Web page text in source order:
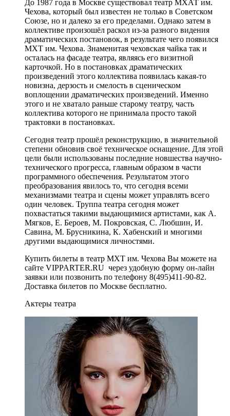
До 1987 года в Москве существовал театр МХАТ им.
Чехова, который был известен не только в Советском
Союзе, но и далеко за его пределами. Однако затем в
коллективе произошёл раскол из-за разного видения
драматических постановок, в результате чего появился
МХТ им. Чехова. Знаменитая чеховская чайка так и
осталась на фасаде театра, являясь его визитной
карточкой. Но в постановках драматических
произведений этого коллектива появилась какая-то
новизна, дерзость и смелость в сценическом
воплощении драматических произведений. Именно
этого и не хватало раньше старому театру, часть
коллектива которого не принимала просто такой
трактовки в постановках.
Сегодня театр прошёл реконструкцию, в значительной
степени обновив своё техническое оснащение. Для этой
цели были использованы последние новшества научно-
технического прогресса, главным образом в части
программного обеспечения. Результатом этого
преобразования явилось то, что сегодня всеми
механизмами театра и сцены может управлять всего
один человек. Труппа театра сегодня может
похвастаться такими выдающимися артистами, как А.
Мягков, Е. Бероев, М. Покровская, С. Любшин, И.
Савина, М. Брусникина, К. Хабенский и многими
другими выдающимися личностями.
Купить билеты в театр МХТ им. Чехова Вы можете на
сайте VIPPARTER.RU через удобную форму он-лайн
заявки или позвонить по телефону 8(495)411-90-82.
Доставка билетов по Москве бесплатно.
Актеры театра